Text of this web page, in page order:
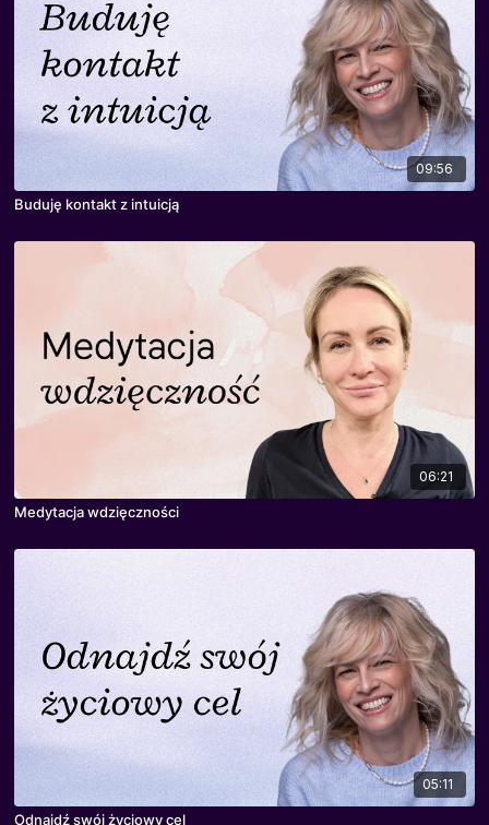
09:56
Buduję kontakt z intuicją
06:21
Medytacja wdzięczności
05:11
Odnajdź swój życiowy cel